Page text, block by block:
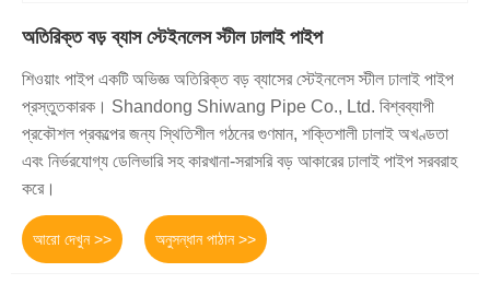
অতিরিক্ত বড় ব্যাস স্টেইনলেস স্টীল ঢালাই পাইপ
শিওয়াং পাইপ একটি অভিজ্ঞ অতিরিক্ত বড় ব্যাসের স্টেইনলেস স্টীল ঢালাই পাইপ
প্রস্তুতকারক। Shandong Shiwang Pipe Co., Ltd. বিশ্বব্যাপী
প্রকৌশল প্রকল্পের জন্য স্থিতিশীল গঠনের গুণমান, শক্তিশালী ঢালাই অখণ্ডতা
এবং নির্ভরযোগ্য ডেলিভারি সহ কারখানা-সরাসরি বড় আকারের ঢালাই পাইপ সরবরাহ
করে।
আরো দেখুন >> অনুসন্ধান পাঠান >>